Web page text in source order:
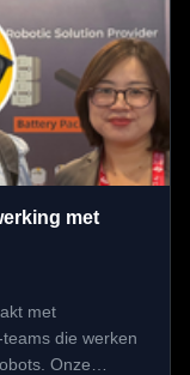
met
met
die werken
Onze